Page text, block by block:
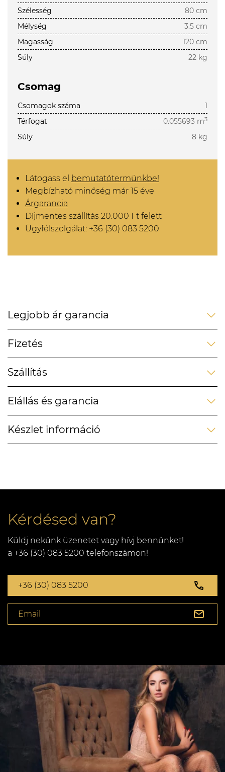
Szélesség
80 cm
Mélység
3.5 cm
Magasság
120 cm
Súly
22 kg
Csomag
Csomagok száma
1
Térfogat
0.055693 m3
Súly 8 kg
Látogass el bemutatótermünkbe!
Megbízható minőség már 15 éve
Árgarancia
Díjmentes szállítás 20.000 Ft felett
Ügyfélszolgálat: +36 (30) 083 5200
Legjobb ár garancia
Fizetés
Szállítás
Elállás és garancia
Készlet információ
Kérdésed van?
Küldj nekünk üzenetet vagy hívj bennünket!
a +36 (30) 083 5200 telefonszámon!
+36 (30) 083 5200
Email